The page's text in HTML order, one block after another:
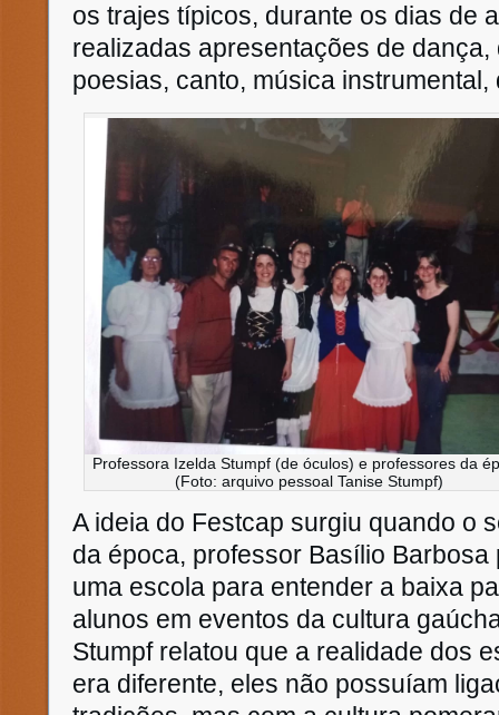
os trajes típicos, durante os dias de
realizadas apresentações de
poesias, canto, música
Professora Izelda Stumpf (de óculos) e professores da
(Foto: arquivo pessoal Tanise Stumpf)
A ideia do Festcap surgiu quando o
da época, professor Basílio
uma escola para entender a baixa
alunos em eventos da cultura
Stumpf relatou que a realidade dos
era diferente, eles não possuíam